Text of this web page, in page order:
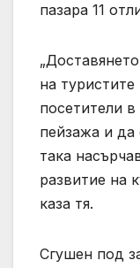
пазара 11
на
посетители
пейзажа и да
така
развитие на
каза тя.
Сгушен под